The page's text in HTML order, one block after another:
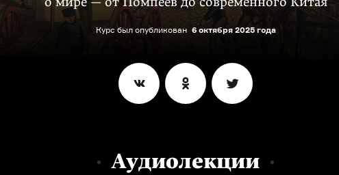
Курс был опубликован 6 октября 2025 года
Аудиолекции